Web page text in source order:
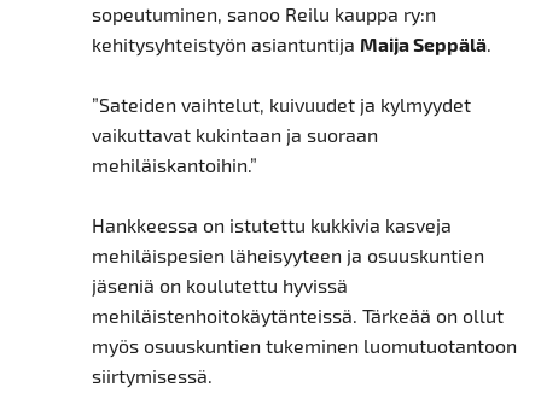
sopeutuminen, sanoo Reilu kauppa ry:n
kehitysyhteistyön asiantuntija Maija Seppälä.
”Sateiden vaihtelut, kuivuudet ja kylmyydet
vaikuttavat kukintaan ja suoraan
mehiläiskantoihin.”
Hankkeessa on istutettu kukkivia kasveja
mehiläispesien läheisyyteen ja osuuskuntien
jäseniä on koulutettu hyvissä
mehiläistenhoitokäytänteissä. Tärkeää on ollut
myös osuuskuntien tukeminen luomutuotantoon
siirtymisessä.